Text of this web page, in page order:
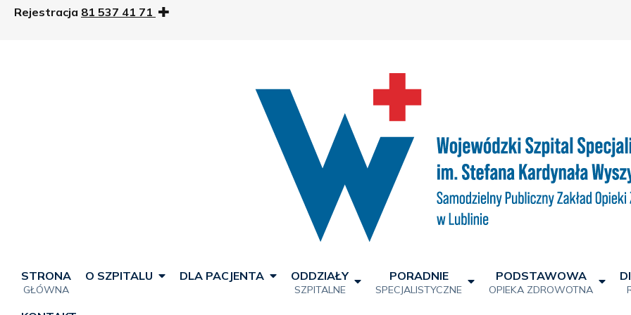
Rejestracja 81 537 41 71
STRONA
GŁÓWNA
O SZPITALU DLA PACJENTA ODDZIAŁY
SZPITALNE
PORADNIE
SPECJALISTYCZNE
PODSTAWOWA
OPIEKA ZDROWOTNA